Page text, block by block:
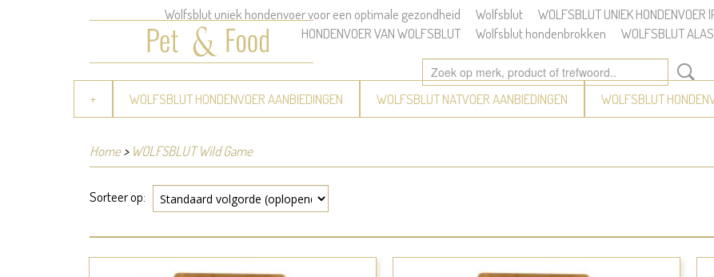
Wolfsblut uniek hondenvoer voor een optimale gezondheid Wolfsblut WOLFSBLUT UNIEK
HONDENVOER VAN WOLFSBLUT
Wolfsblut hondenbrokken WOLFSBLUT
WOLFSBLUT HONDENVOER AANBIEDINGEN WOLFSBLUT NATVOER AANBIEDINGEN WOLFSBLUT
+
Home> WOLFSBLUT Wild Game
Sorteer op: